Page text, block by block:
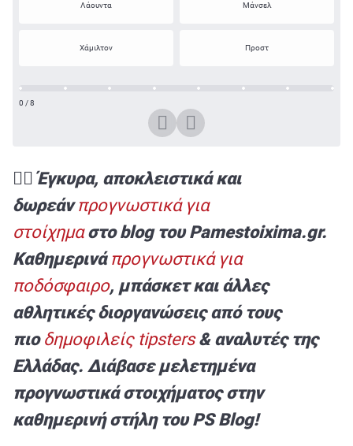
Λάουντα Μάνσελ
Χάμιλτον Προστ
0 /8
✍🏻 Έγκυρα, αποκλειστικά και
δωρεάνπρογνωστικά για
στοίχημαστο blog του Pamestoixima.gr.
Καθημερινά προγνωστικά για
ποδόσφαιρο, μπάσκετ και άλλες
αθλητικές διοργανώσεις από τους
πιο δημοφιλείς tipsters& αναλυτές της
Ελλάδας. Διάβασε μελετημένα
προγνωστικά στοιχήματος στην
καθημερινή στήλη του PS Blog!